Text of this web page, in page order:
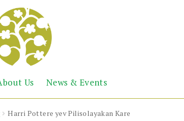
Abril
Books
the
Armenian
Heritage
Us News & Events
Harri Pottere yev Pilisolayakan Kare